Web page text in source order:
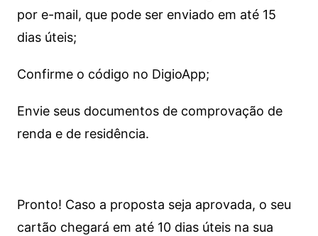
por e-mail, que pode ser enviado em até 15
dias úteis;
Confirme o código no DigioApp;
Envie seus documentos de comprovação de
renda e de residência.
Pronto! Caso a proposta seja aprovada, o seu
cartão chegará em até 10 dias úteis na sua